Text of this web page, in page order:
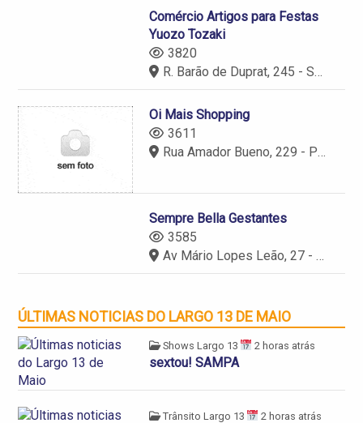
Comércio Artigos para Festas
Yuozo Tozaki
3820
R. Barão de Duprat, 245 - Santo Amaro - São Paulo - SP - 04743-060
Oi Mais Shopping
3611
Rua Amador Bueno, 229 - Piso Térreo - Santo Amaro - São Paulo - SP - 04752-900
Sempre Bella Gestantes
3585
Av Mário Lopes Leão, 27 - Santo Amaro - São Paulo - SP - 04754-010
ÚLTIMAS NOTICIAS DO LARGO 13 DE MAIO
Shows Largo 13 2 horas atrás
sextou! SAMPA
Trânsito Largo 13 2 horas atrás